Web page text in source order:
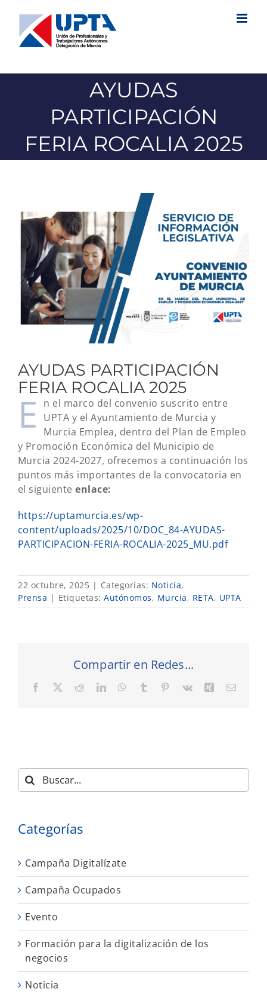
contenido
AYUDAS
PARTICIPACIÓN
FERIA ROCALIA 2025
imagen
grande
AYUDAS PARTICIPACIÓN
FERIA ROCALIA 2025
E
n el marco del convenio suscrito entre
UPTA y el Ayuntamiento de Murcia y
Murcia Emplea, dentro del Plan de Empleo
y Promoción Económica del Municipio de
Murcia 2024-2027, ofrecemos a continuación los
puntos más importantes de la convocatoria en
el siguienteenlace:
https://uptamurcia.es/wp-
content/uploads/2025/10/DOC_84-AYUDAS-
PARTICIPACION-FERIA-ROCALIA-2025_MU.pdf
22 octubre, 2025 | Categorías: Noticia,
Prensa | Etiquetas: Autónomos, Murcia, RETA, UPTA
Compartir en Redes...
Facebook RedditLinkedInWhatsApp
Tumblr Pinterest
Vk XingCorreo
Buscar:
Categorías
Campaña Digitalízate
Campaña Ocupados
Evento
Formación para la digitalización de los
negocios
Noticia